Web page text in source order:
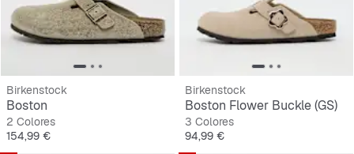
Birkenstock
Boston
2 Colores
Precio
154,99 €
Birkenstock
Boston Flower Buckle (GS)
3 Colores
Precio
94,99 €